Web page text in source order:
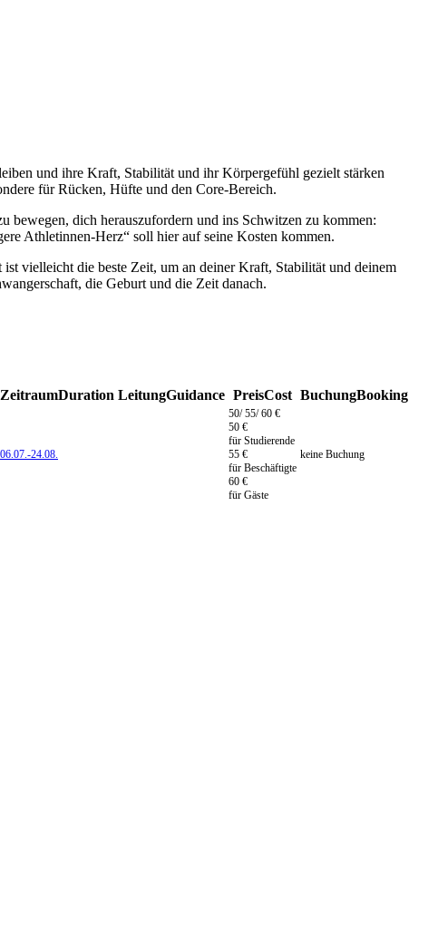
und ihre Kraft, Stabilität und ihr Körpergefühl gezielt stärken
für Rücken, Hüfte und den Core-Bereich.
bewegen, dich herauszufordern und ins Schwitzen zu kommen:
Athletinnen-Herz“ soll hier auf seine Kosten kommen.
vielleicht die beste Zeit, um an deiner Kraft, Stabilität und deinem
die Geburt und die Zeit danach.
ZeitraumDuration LeitungGuidance PreisCost BuchungBooking
06.07.-24.08.
50/ 55/ 60 €
50 €
für Studierende
55 €
für Beschäftigte
60 €
für Gäste
keine Buchung